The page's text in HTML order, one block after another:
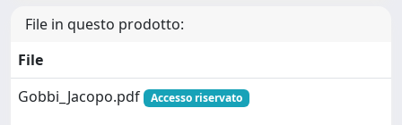
File in questo prodotto:
File
Gobbi_Jacopo.pdf
Accesso riservato